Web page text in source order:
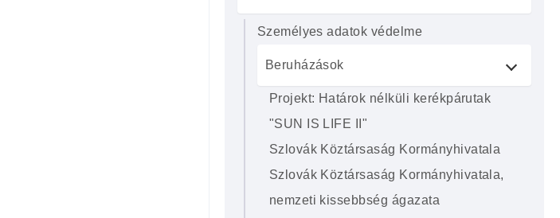
Személyes adatok védelme
Beruházások
Projekt: Határok nélküli kerékpárutak
"SUN IS LIFE II"
Szlovák Köztársaság Kormányhivatala
Szlovák Köztársaság Kormányhivatala,
nemzeti kissebbség ágazata